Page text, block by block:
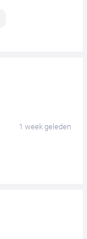
1 week geleden